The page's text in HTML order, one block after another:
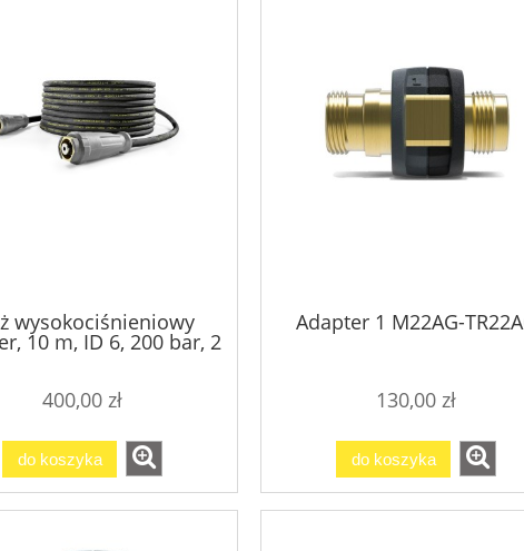
wysokociśnieniowy
10 m, ID 6, 200 bar, 2
400,00 zł
do koszyka
Adapter 1 M22AG-
130,00 zł
do koszyka